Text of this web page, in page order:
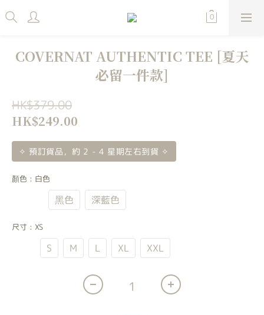
COVERNAT AUTHENTIC TEE [夏天
必留一件款]
HK$379.00
HK$249.00
✧ 預訂貨品，約 2 - 4 星期左右到貨 ✧
顏色 : 白色
黑色 深藍色
尺寸 : XS
S M L XL XXL